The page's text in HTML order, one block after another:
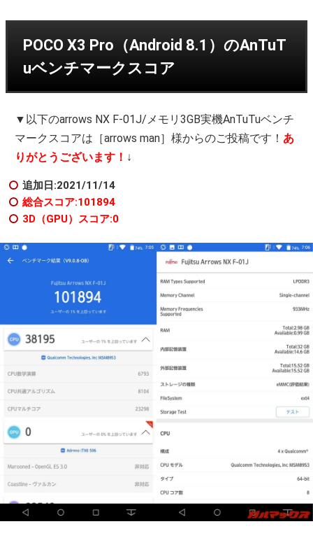
POCO X3 Pro（Android 8.1）のAnTuT
uベンチマークスコア
▼以下のarrows NX F-01J/メモリ3GB実機AnTuTuベンチ
マークスコアは［arrows man］様からのご投稿です！ あ
りがとうございます！ ↓
追加日:2021/11/14
総合スコア:101894
3D（GPU）スコア:0